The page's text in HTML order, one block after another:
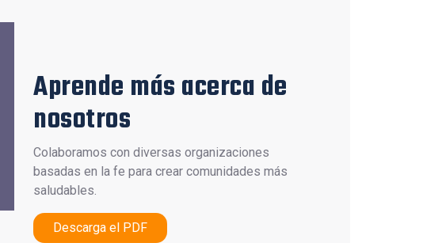
Aprende más acerca de
nosotros
Colaboramos con diversas organizaciones
basadas en la fe para crear comunidades más
saludables.
Descarga el PDF